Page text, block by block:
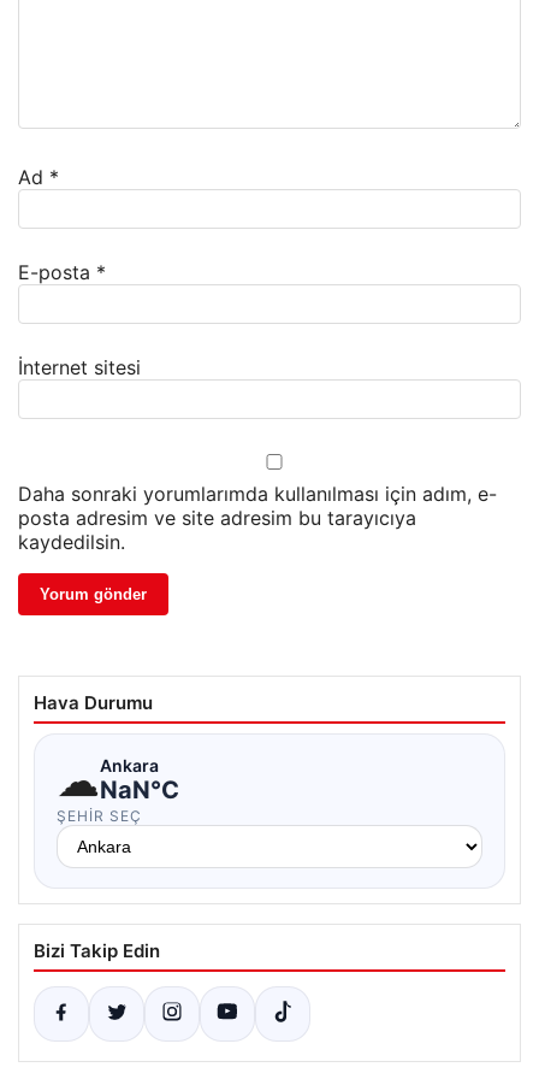
Ad *
E-posta *
İnternet sitesi
Daha sonraki yorumlarımda kullanılması için adım, e-
posta adresim ve site adresim bu tarayıcıya
kaydedilsin.
Hava Durumu
☁Ankara
NaN°C
ŞEHIR SEÇ
Bizi Takip Edin